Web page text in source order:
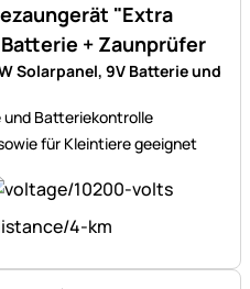
"Extra
+ Zaunprüfer
Solarpanel, 9V Batterie und
und Batteriekontrolle
für Kleintiere geeignet